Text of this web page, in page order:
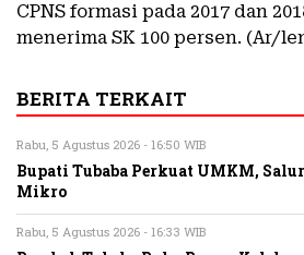
CPNS formasi pada 2017 dan
menerima SK 100 persen. (Ar/
BERITA TERKAIT
Rabu, 5 Agustus 2026 - 16:50 WIB
Bupati Tubaba Perkuat UMKM,
Mikro
Rabu, 5 Agustus 2026 - 16:33 WIB